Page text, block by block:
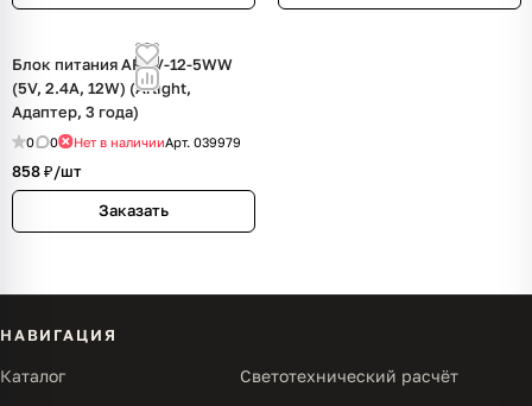
Блок питания ARDV-12-5WW
(5V, 2.4A, 12W) (Arlight,
Адаптер, 3 года)
0 0 Нет в наличииАрт. 039979
858 ₽/шт
Заказать
НАВИГАЦИЯ
Каталог Светотехнический расчёт